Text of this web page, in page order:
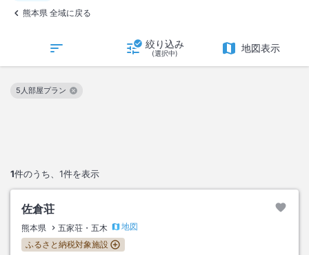
熊本県 全域に戻る
絞り込み
(選択中) 地図表示
1件のうち、 1件を表示
5人部屋プラン
この絞り込み条件を解除
佐倉荘
熊本県 五家荘・五木
地図
ふるさと納税対象施設